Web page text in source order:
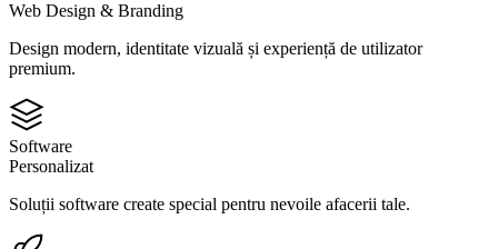
Web Design & Branding
Design modern, identitate vizuală și experiență de utilizator
premium.
Software
Personalizat
Soluții software create special pentru nevoile afacerii tale.